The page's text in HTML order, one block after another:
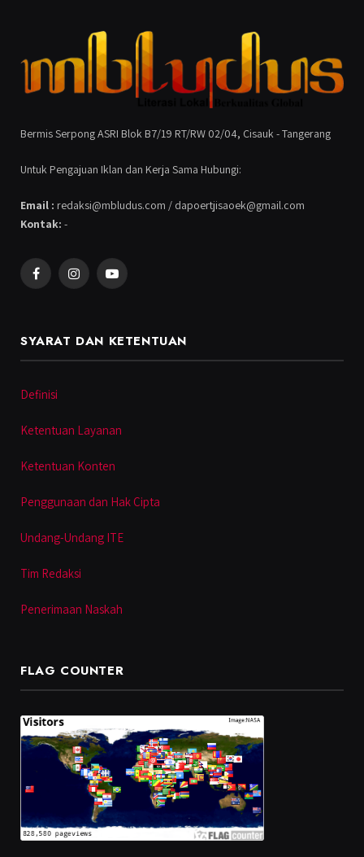
Bermis Serpong ASRI Blok B7/19 RT/RW 02/04, Cisauk - Tangerang
Untuk Pengajuan Iklan dan Kerja Sama Hubungi:
Email : redaksi@mbludus.com / dapoertjisaoek@gmail.com
Kontak: -
FacebookInstagramYouTube
SYARAT DAN KETENTUAN
Definisi
Ketentuan Layanan
Ketentuan Konten
Penggunaan dan Hak Cipta
Undang-Undang ITE
Tim Redaksi
Penerimaan Naskah
FLAG COUNTER